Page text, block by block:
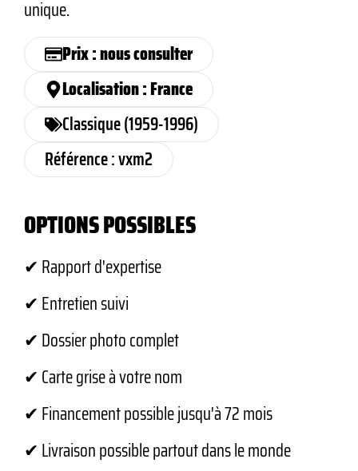
unique.
Prix : nous consulter
Localisation : France
Classique (1959-1996)
Référence : vxm2
OPTIONS POSSIBLES
✔ Rapport d'expertise
✔ Entretien suivi
✔ Dossier photo complet
✔ Carte grise à votre nom
✔ Financement possible jusqu'à 72 mois
✔ Livraison possible partout dans le monde